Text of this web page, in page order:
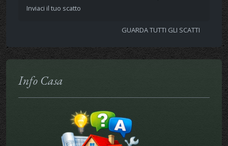
Inviaci il tuo scatto
GUARDA TUTTI GLI SCATTI
Info Casa